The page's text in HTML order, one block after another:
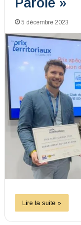
Parole »
5 décembre 2023
Lire la suite »